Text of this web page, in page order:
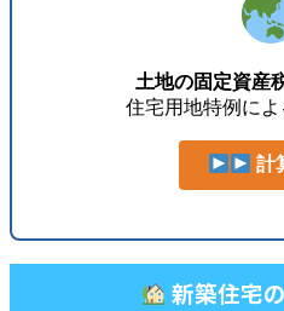
土地の固定資産
住宅用地特例に
計
新築住宅